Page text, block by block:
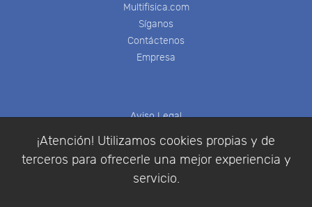
¡Atención! Utilizamos cookies propias y de
terceros para ofrecerle una mejor experiencia y
servicio.
Multifisica.com
Síganos
Contáctenos
Empresa
Aviso Legal
Condiciones de compra
Identificarse